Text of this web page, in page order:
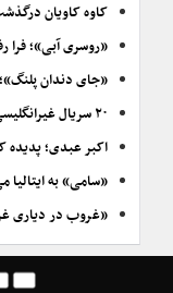
کاوه کاویان
«روسری آبی»؛ فرا
«جای دندان
۲۰ سریال غیرانگلیسی‌زبان برگزیده سال‌های اخیر
اکبر عبدی؛ پدیده
«سامی» به ایتالیا
«غروب در دیاری